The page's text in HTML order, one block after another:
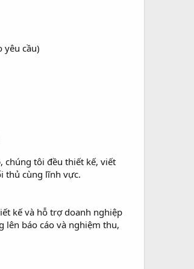
yêu cầu)
chúng tôi đều thiết kế, viết
thủ cùng lĩnh vực.
kế và hỗ trợ doanh nghiệp
lên báo cáo và nghiệm thu,